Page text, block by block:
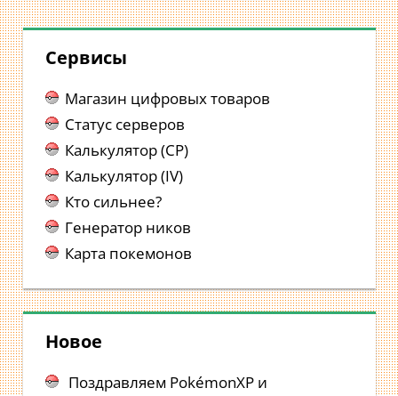
Сервисы
Магазин цифровых товаров
Статус серверов
Калькулятор (CP)
Калькулятор (IV)
Кто сильнее?
Генератор ников
Карта покемонов
Новое
Поздравляем PokémonXP и